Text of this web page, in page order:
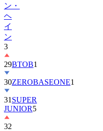
ン・
ヘ
イ
ン
3
29BTOB1
30ZEROBASEONE1
31 SUPER
JUNIOR5
32